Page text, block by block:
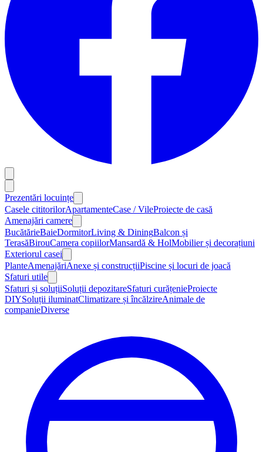
Prezentări locuințe
Casele cititorilorApartamenteCase / VileProiecte de casă
Amenajări camere
BucătărieBaieDormitorLiving & DiningBalcon și
TerasăBirouCamera copiilorMansardă & HolMobilier și decorațiuni
Exteriorul casei
PlanteAmenajăriAnexe și construcțiiPiscine și locuri de joacă
Sfaturi utile
Sfaturi și soluțiiSoluții depozitareSfaturi curățenieProiecte
DIYSoluții iluminatClimatizare și încălzireAnimale de
companieDiverse